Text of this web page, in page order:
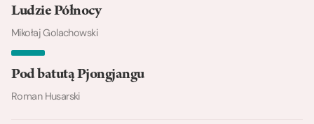
Ludzie Północy
Mikołaj Golachowski
Pod batutą Pjongjangu
Roman Husarski